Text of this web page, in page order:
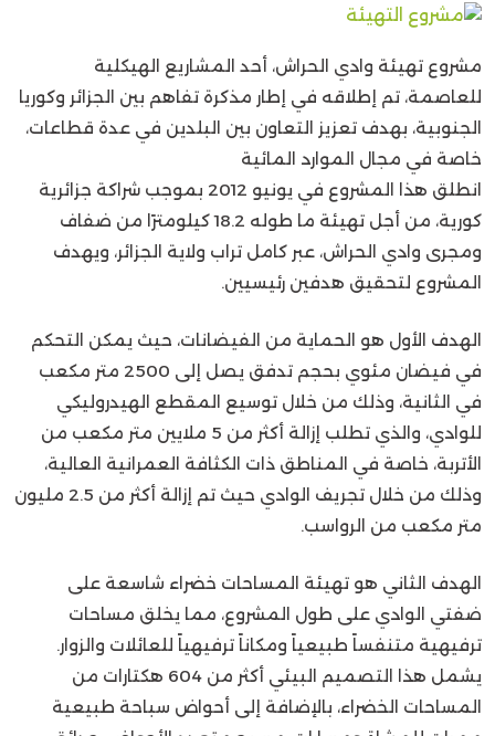
مشروع تهيئة وادي الحراش، أحد المشاريع الهيكلية
للعاصمة، تم إطلاقه في إطار مذكرة تفاهم بين الجزائر وكوريا
الجنوبية، بهدف تعزيز التعاون بين البلدين في عدة قطاعات،
خاصة في مجال الموارد المائية
انطلق هذا المشروع في يونيو 2012 بموجب شراكة جزائرية
كورية، من أجل تهيئة ما طوله 18.2 كيلومترًا من ضفاف
ومجرى وادي الحراش، عبر كامل تراب ولاية الجزائر، ويهدف
المشروع لتحقيق هدفين رئيسيين.
الهدف الأول هو الحماية من الفيضانات، حيث يمكن التحكم
في فيضان مئوي بحجم تدفق يصل إلى 2500 متر مكعب
في الثانية، وذلك من خلال توسيع المقطع الهيدروليكي
للوادي، والذي تطلب إزالة أكثر من 5 ملايين متر مكعب من
الأتربة، خاصة في المناطق ذات الكثافة العمرانية العالية،
وذلك من خلال تجريف الوادي حيث تم إزالة أكثر من 2.5 مليون
متر مكعب من الرواسب.
الهدف الثاني هو تهيئة المساحات خضراء شاسعة على
ضفتي الوادي على طول المشروع، مما يخلق مساحات
ترفيهية متنفساً طبيعياً ومكاناً ترفيهياً للعائلات والزوار.
يشمل هذا التصميم البيئي أكثر من 604 هكتارات من
المساحات الخضراء، بالإضافة إلى أحواض سباحة طبيعية